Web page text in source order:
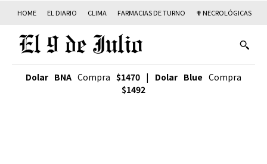
HOME EL DIARIO CLIMA FARMACIAS DE TURNO ✟ NECROLÓGICAS
Dolar BNA Compra $1470 | Dolar Blue Compra
$1492